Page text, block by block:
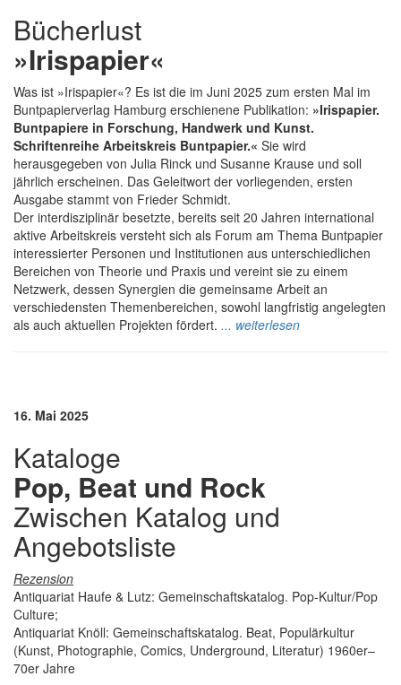
Bücherlust
»Irispapier«
Was ist »Irispapier«? Es ist die im Juni 2025 zum ersten Mal im
Buntpapierverlag Hamburg erschienene Publikation: »Irispapier.
Buntpapiere in Forschung, Handwerk und Kunst.
Schriftenreihe Arbeitskreis Buntpapier.« Sie wird
herausgegeben von Julia Rinck und Susanne Krause und soll
jährlich erscheinen. Das Geleitwort der vorliegenden, ersten
Ausgabe stammt von Frieder Schmidt.
Der interdisziplinär besetzte, bereits seit 20 Jahren international
aktive Arbeitskreis versteht sich als Forum am Thema Buntpapier
interessierter Personen und Institutionen aus unterschiedlichen
Bereichen von Theorie und Praxis und vereint sie zu einem
Netzwerk, dessen Synergien die gemeinsame Arbeit an
verschiedensten Themenbereichen, sowohl langfristig angelegten
als auch aktuellen Projekten fördert. ... weiterlesen
16. Mai 2025
Kataloge
Pop, Beat und Rock
Zwischen Katalog und
Angebotsliste
Rezension
Antiquariat Haufe & Lutz: Gemeinschaftskatalog. Pop-Kultur/Pop
Culture;
Antiquariat Knöll: Gemeinschaftskatalog. Beat, Populärkultur
(Kunst, Photographie, Comics, Underground, Literatur) 1960er–
70er Jahre